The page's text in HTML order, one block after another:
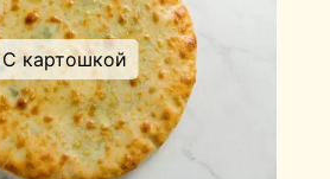
С картошкой